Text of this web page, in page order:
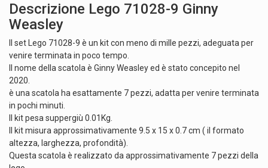
Descrizione Lego 71028-9 Ginny
Weasley
Il set Lego 71028-9 è un kit con meno di mille pezzi, adeguata per
venire terminata in poco tempo.
Il nome della scatola è Ginny Weasley ed è stato concepito nel
2020.
è una scatola ha esattamente 7 pezzi, adatta per venire terminata
in pochi minuti.
Il kit pesa suppergiù 0.01Kg.
Il kit misura approssimativamente 9.5 x 15 x 0.7 cm ( il formato
altezza, larghezza, profondità).
Questa scatola è realizzato da approssimativamente 7 pezzi della